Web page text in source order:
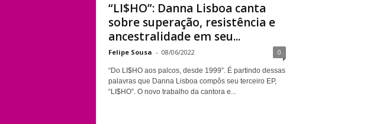
“LI$HO”: Danna Lisboa canta
sobre superação, resistência e
ancestralidade em seu...
Felipe Sousa - 08/06/2022 0
“Do LI$HO aos palcos, desde 1999”. É partindo dessas
palavras que Danna Lisboa compôs seu terceiro EP,
“LI$HO”. O novo trabalho da cantora e...